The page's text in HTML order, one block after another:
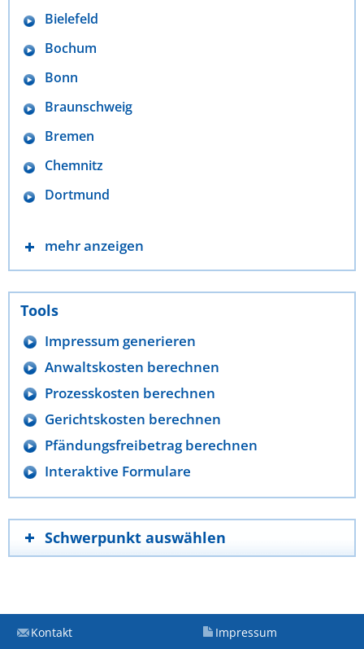
Bielefeld
Bochum
Bonn
Braunschweig
Bremen
Chemnitz
Dortmund
mehr anzeigen
Tools
Impressum generieren
Anwaltskosten berechnen
Prozesskosten berechnen
Gerichtskosten berechnen
Pfändungsfreibetrag berechnen
Interaktive Formulare
Schwerpunkt auswählen
Kontakt Impressum